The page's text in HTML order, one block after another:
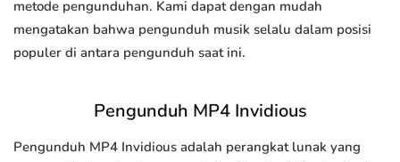
metode pengunduhan. Kami dapat dengan mudah
mengatakan bahwa pengunduh musik selalu dalam posisi
populer di antara pengunduh saat ini.
Pengunduh MP4 Invidious
Pengunduh MP4 Invidious adalah perangkat lunak yang